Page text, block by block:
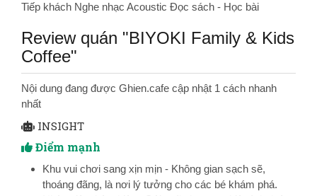
Tiếp khách Nghe nhạc Acoustic Đọc sách - Học bài
Review quán "BIYOKI Family & Kids
Coffee"
Nội dung đang được Ghien.cafe cập nhật 1 cách nhanh
nhất
INSIGHT
Điểm mạnh
Khu vui chơi sang xịn mịn - Không gian sạch sẽ,
thoáng đãng, là nơi lý tưởng cho các bé khám phá.